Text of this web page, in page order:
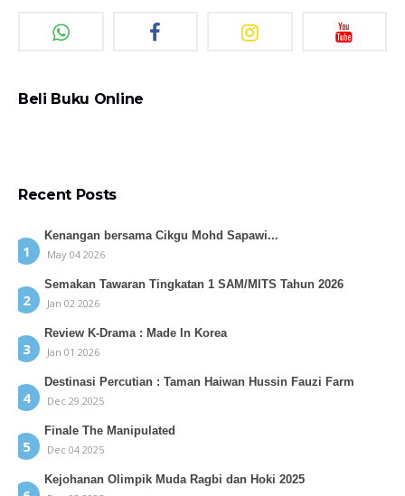
Beli Buku Online
Recent Posts
Kenangan bersama Cikgu Mohd Sapawi...
May 04 2026
Semakan Tawaran Tingkatan 1 SAM/MITS Tahun 2026
Jan 02 2026
Review K-Drama : Made In Korea
Jan 01 2026
Destinasi Percutian : Taman Haiwan Hussin Fauzi Farm
Dec 29 2025
Finale The Manipulated
Dec 04 2025
Kejohanan Olimpik Muda Ragbi dan Hoki 2025